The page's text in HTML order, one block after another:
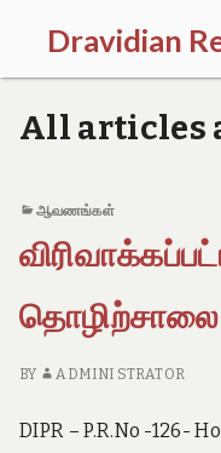
Dravidian
P
a
s
P
r
e
s
n
t
a
n
F
All articles
ஆவணங்கள்
தொழிற்சாலை
BY ADMINI STRATOR
DIPR – P.R.No -126-